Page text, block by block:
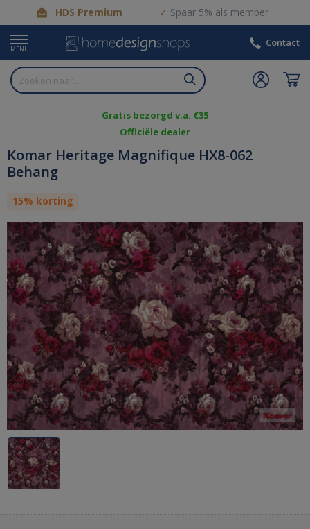
HDS Premium Spaar 5% als member
MENU
Contact
Gratis bezorgd v.a. €35
Officiële dealer
Komar Heritage Magnifique HX8-062
Behang
15% korting
Previous
Stop